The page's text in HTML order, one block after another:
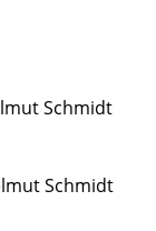
Schmidt
Schmidt